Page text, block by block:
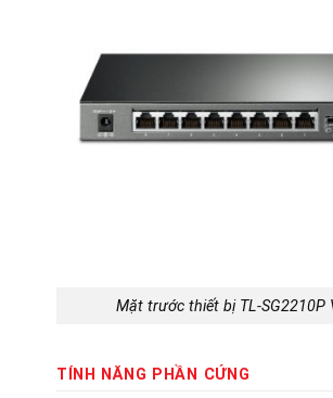
Mặt trước thiết bị TL-SG2210P
TÍNH NĂNG PHẦN CỨNG